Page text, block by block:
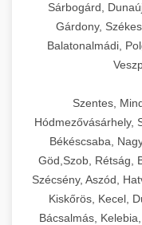
Sárbogárd,
Gárdony,
Balatonalmádi,
Szentes,
Hódmezővásárhely,
Békéscsaba,
Göd,Szob, Rétság,
Szécsény, Aszód,
Kiskőrös, Kecel,
Bácsalmás,